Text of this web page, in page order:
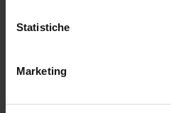
Statistiche
Marketing
Group Spa vanta, oltre